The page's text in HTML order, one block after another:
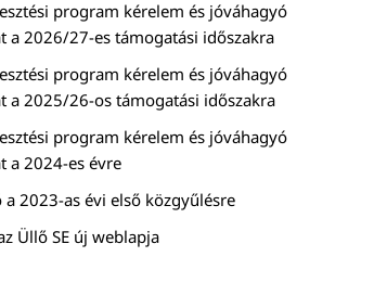
program kérelem és jóváhagyó
a 2026/27-es támogatási időszakra
program kérelem és jóváhagyó
a 2025/26-os támogatási időszakra
program kérelem és jóváhagyó
a 2024-es évre
a 2023-as évi első közgyűlésre
Üllő SE új weblapja